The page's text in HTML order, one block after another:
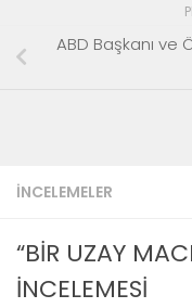
İNCELEMELER
“BİR UZAY
İNCELEMESİ
ABD Başkanı ve